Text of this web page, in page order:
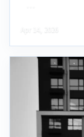
Apr 14, 2026